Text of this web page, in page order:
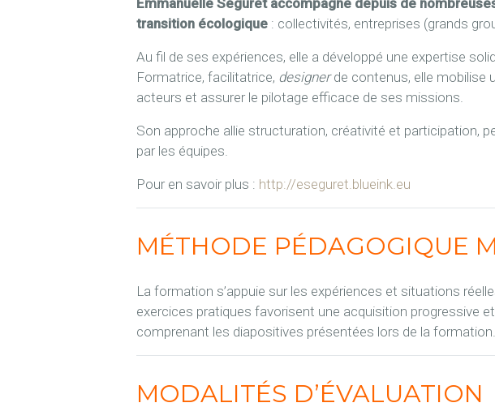
Emmanuelle Séguret accompagne depuis de
transition écologique : collectivités, entreprises (grands
Au fil de ses expériences, elle a développé une expertise
Formatrice, facilitatrice, designerde contenus, elle mobilise
acteurs et assurer le pilotage efficace de ses missions.
Son approche allie structuration, créativité et participation,
par les équipes.
Pour en savoir plus : http://eseguret.blueink.eu
MÉTHODE PÉDAGOGIQUE
La formation s’appuie sur les expériences et situations
exercices pratiques favorisent une acquisition progressive
comprenant les diapositives présentées lors de la formation.
MODALITÉS D’ÉVALUATION